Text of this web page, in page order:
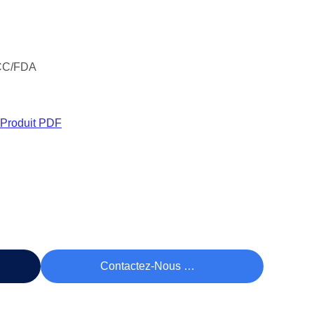
FDA
PDF
Contactez-Nous Maintenant